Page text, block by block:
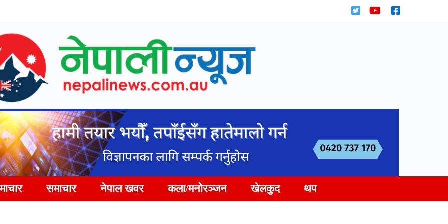
समाचार नेपाल खवर कला/मनोरञ्जन खेलकुद थप